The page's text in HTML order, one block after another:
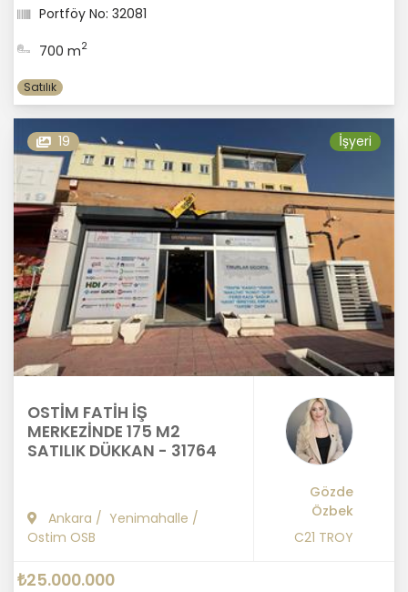
Portföy No: 32081
700 m2
Satılık
19 İşyeri
OSTİM FATİH İŞ
MERKEZİNDE 175 M2
SATILIK DÜKKAN - 31764
Ankara / Yenimahalle /
Ostim OSB
Gözde
Özbek
C21 TROY
₺25.000.000